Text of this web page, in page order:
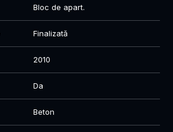
Bloc de apart.
Finalizată
2010
Da
Beton